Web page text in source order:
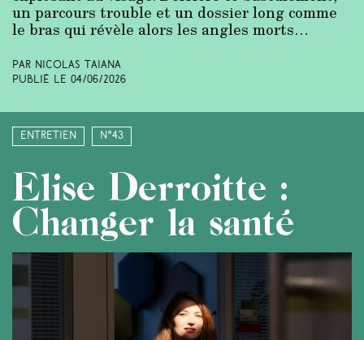
un parcours trouble et un dossier long comme
le bras qui révèle alors les angles morts…
Par Nicolas Taiana
Publié le 04/06/2026
Entretien N°43
Elise Derroitte :
Changer la santé